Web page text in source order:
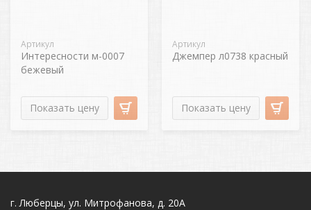
Артикул
Интересности м-0007
бежевый
Показать цену
Артикул
Джемпер л0738 красный
Показать цену
г. Люберцы, ул. Митрофанова, д. 20А